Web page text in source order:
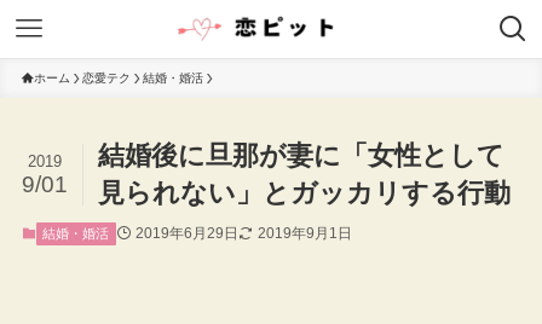
ホーム 恋愛テク 結婚・婚活
結婚後に旦那が妻に「女性として
見られない」とガッカリする行動
2019
9/01
結婚・婚活 2019年6月29日 2019年9月1日